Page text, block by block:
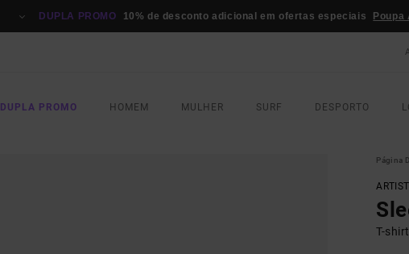
DUPLA PROMO 10% de desconto adicional em ofertas especiais Poupa
DUPLA PROMO HOMEM MULHER SURF DESPORTO
Página
T-